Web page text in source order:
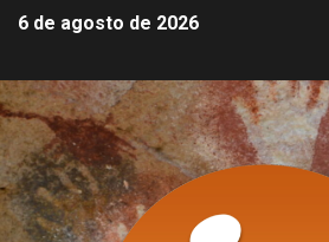
6 de agosto de 2026